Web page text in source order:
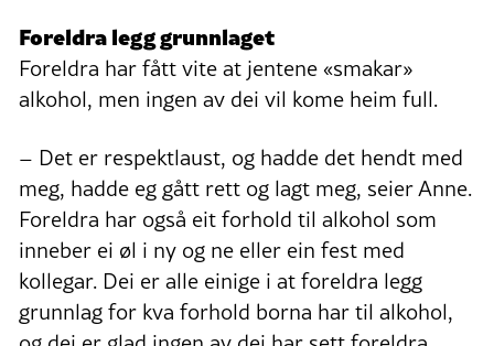
Foreldra legg grunnlaget
Foreldra har fått vite at jentene «smakar»
alkohol, men ingen av dei vil kome heim full.
– Det er respektlaust, og hadde det hendt med
meg, hadde eg gått rett og lagt meg, seier Anne.
Foreldra har også eit forhold til alkohol som
inneber ei øl i ny og ne eller ein fest med
kollegar. Dei er alle einige i at foreldra legg
grunnlag for kva forhold borna har til alkohol,